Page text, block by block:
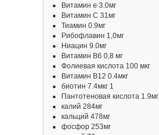
Витамин е 3.0мг
Витамин C 31мг
Тиамин 0.9мг
Рибофлавин 1,0мг
Ниацин 9.0мг
Витамин В6 0,8 мг
Фолиевая кислота 100 мкг
Витамин В12 0.4мкг
биотин 7.4мкг 1
Пантотеновая кислота 1.9мг
калий 284мг
кальций 478мг
фосфор 253мг